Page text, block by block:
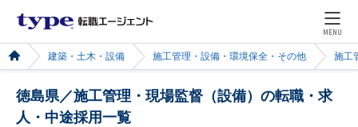
MENU
建築・土木・設備 施工管理・設備・環境保全・その他 施工
徳島県／施工管理・現場監督（設備）の転職・求
人・中途採用一覧